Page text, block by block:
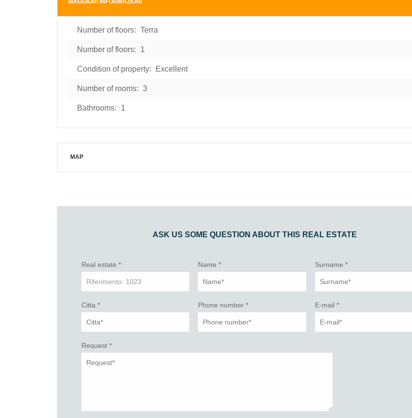
MAGGIORI INFORMAZIONI
Number of floors: Terra
Number of floors: 1
Condition of property: Excellent
Number of rooms: 3
Bathrooms: 1
MAP
ASK US SOME QUESTION ABOUT THIS REAL ESTATE
Real estate * Name* Surname *
Citta * Phone number* E-mail *
Request *